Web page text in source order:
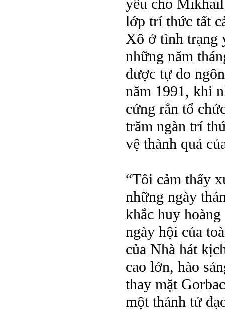
yếu cho
lớp trí thức tất
Xô ở tình trạng
những năm
được tự do
năm 1991, khi
cứng rắn tổ
trăm ngàn trí
vệ thành quả
“Tôi cảm thấy
những ngày
khắc huy
ngày hội của
của Nhà hát
cao lớn, hào
thay mặt
một thánh tử